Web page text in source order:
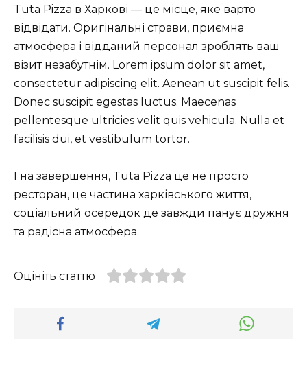
Tuta Pizza в Харкові — це місце, яке варто
відвідати. Оригінальні страви, приємна
атмосфера і відданий персонал зроблять ваш
візит незабутнім. Lorem ipsum dolor sit amet,
consectetur adipiscing elit. Aenean ut suscipit felis.
Donec suscipit egestas luctus. Maecenas
pellentesque ultricies velit quis vehicula. Nulla et
facilisis dui, et vestibulum tortor.
І на завершення, Tuta Pizza це не просто
ресторан, це частина харківського життя,
соціальний осередок де завжди панує дружня
та радісна атмосфера.
Оцініть статтю